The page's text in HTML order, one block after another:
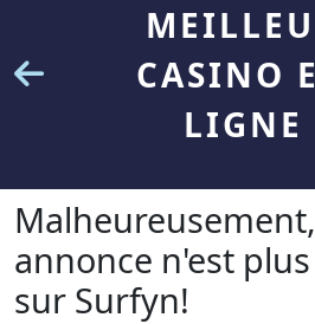
CASINO
LIGNE
annonce n'est
sur Surfyn!